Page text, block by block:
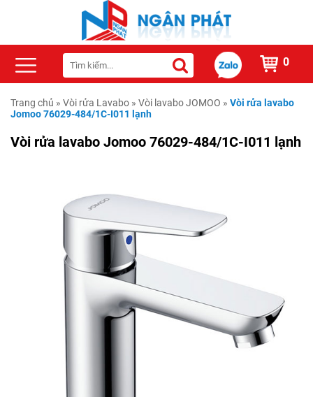
0
Trang chủ » Vòi rửa Lavabo » Vòi lavabo JOMOO » Vòi rửa lavabo
Jomoo 76029-484/1C-I011 lạnh
Vòi rửa lavabo Jomoo 76029-484/1C-I011 lạnh